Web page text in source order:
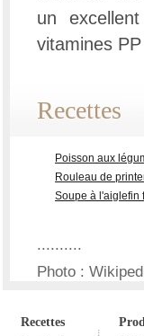
un
vitamines
Recettes
Poisson aux
Rouleau de
Soupe à l'aiglefin
..........
Photo :
Recettes